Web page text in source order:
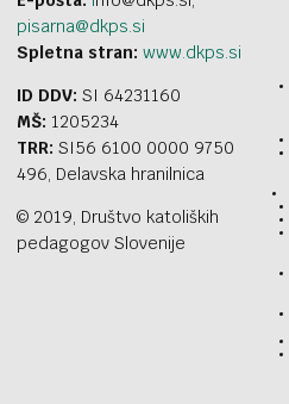
pisarna@dkps.si
Spletna stran: www.dkps.si
ID DDV: SI 64231160
MŠ: 1205234
TRR: SI56 6100 0000 9750
496, Delavska hranilnica
© 2019, Društvo katoliških
pedagogov Slovenije